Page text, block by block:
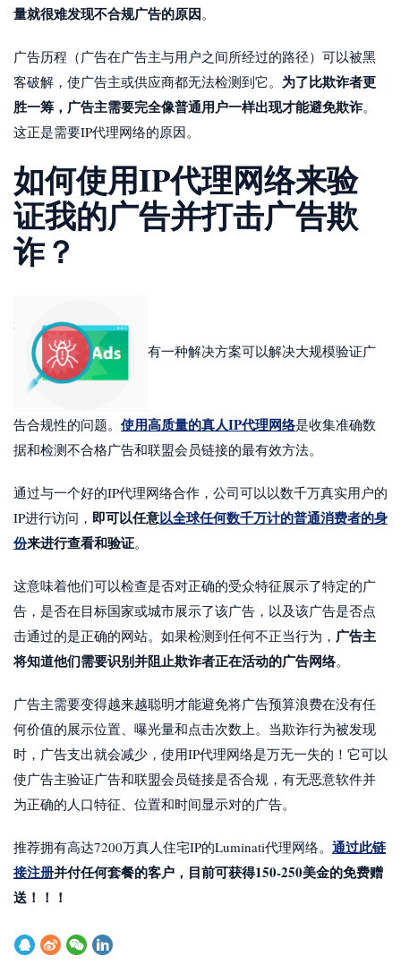
量就很难发现不合规广告的原因。
广告历程（广告在广告主与用户之间所经过的路径）可以被黑
客破解，使广告主或供应商都无法检测到它。 为了比欺诈者更
胜一筹，广告主需要完全像普通用户一样出现才能避免欺诈。
这正是需要IP代理网络的原因。
如何使用IP代理网络来验
证我的广告并打击广告欺
诈？
有一种解决方案可以解决大规模验证广
告合规性的问题。 使用高质量的真人IP代理网络是收集准确数
据和检测不合格广告和联盟会员链接的最有效方法。
通过与一个好的IP代理网络合作，公司可以以数千万真实用户的
IP进行访问， 即可以任意以全球任何数千万计的普通消费者的身
份来进行查看和验证。
这意味着他们可以检查是否对正确的受众特征展示了特定的广
告，是否在目标国家或城市展示了该广告，以及该广告是否点
击通过的是正确的网站。如果检测到任何不正当行为， 广告主
将知道他们需要识别并阻止欺诈者正在活动的广告网络。
广告主需要变得越来越聪明才能避免将广告预算浪费在没有任
何价值的展示位置、曝光量和点击次数上。当欺诈行为被发现
时，广告支出就会减少，使用IP代理网络是万无一失的！它可以
使广告主验证广告和联盟会员链接是否合规，有无恶意软件并
为正确的人口特征、位置和时间显示对的广告。
推荐拥有高达7200万真人住宅IP的Luminati代理网络。 通过此链
接注册并付任何套餐的客户，目前可获得150-250美金的免费赠
送！！！